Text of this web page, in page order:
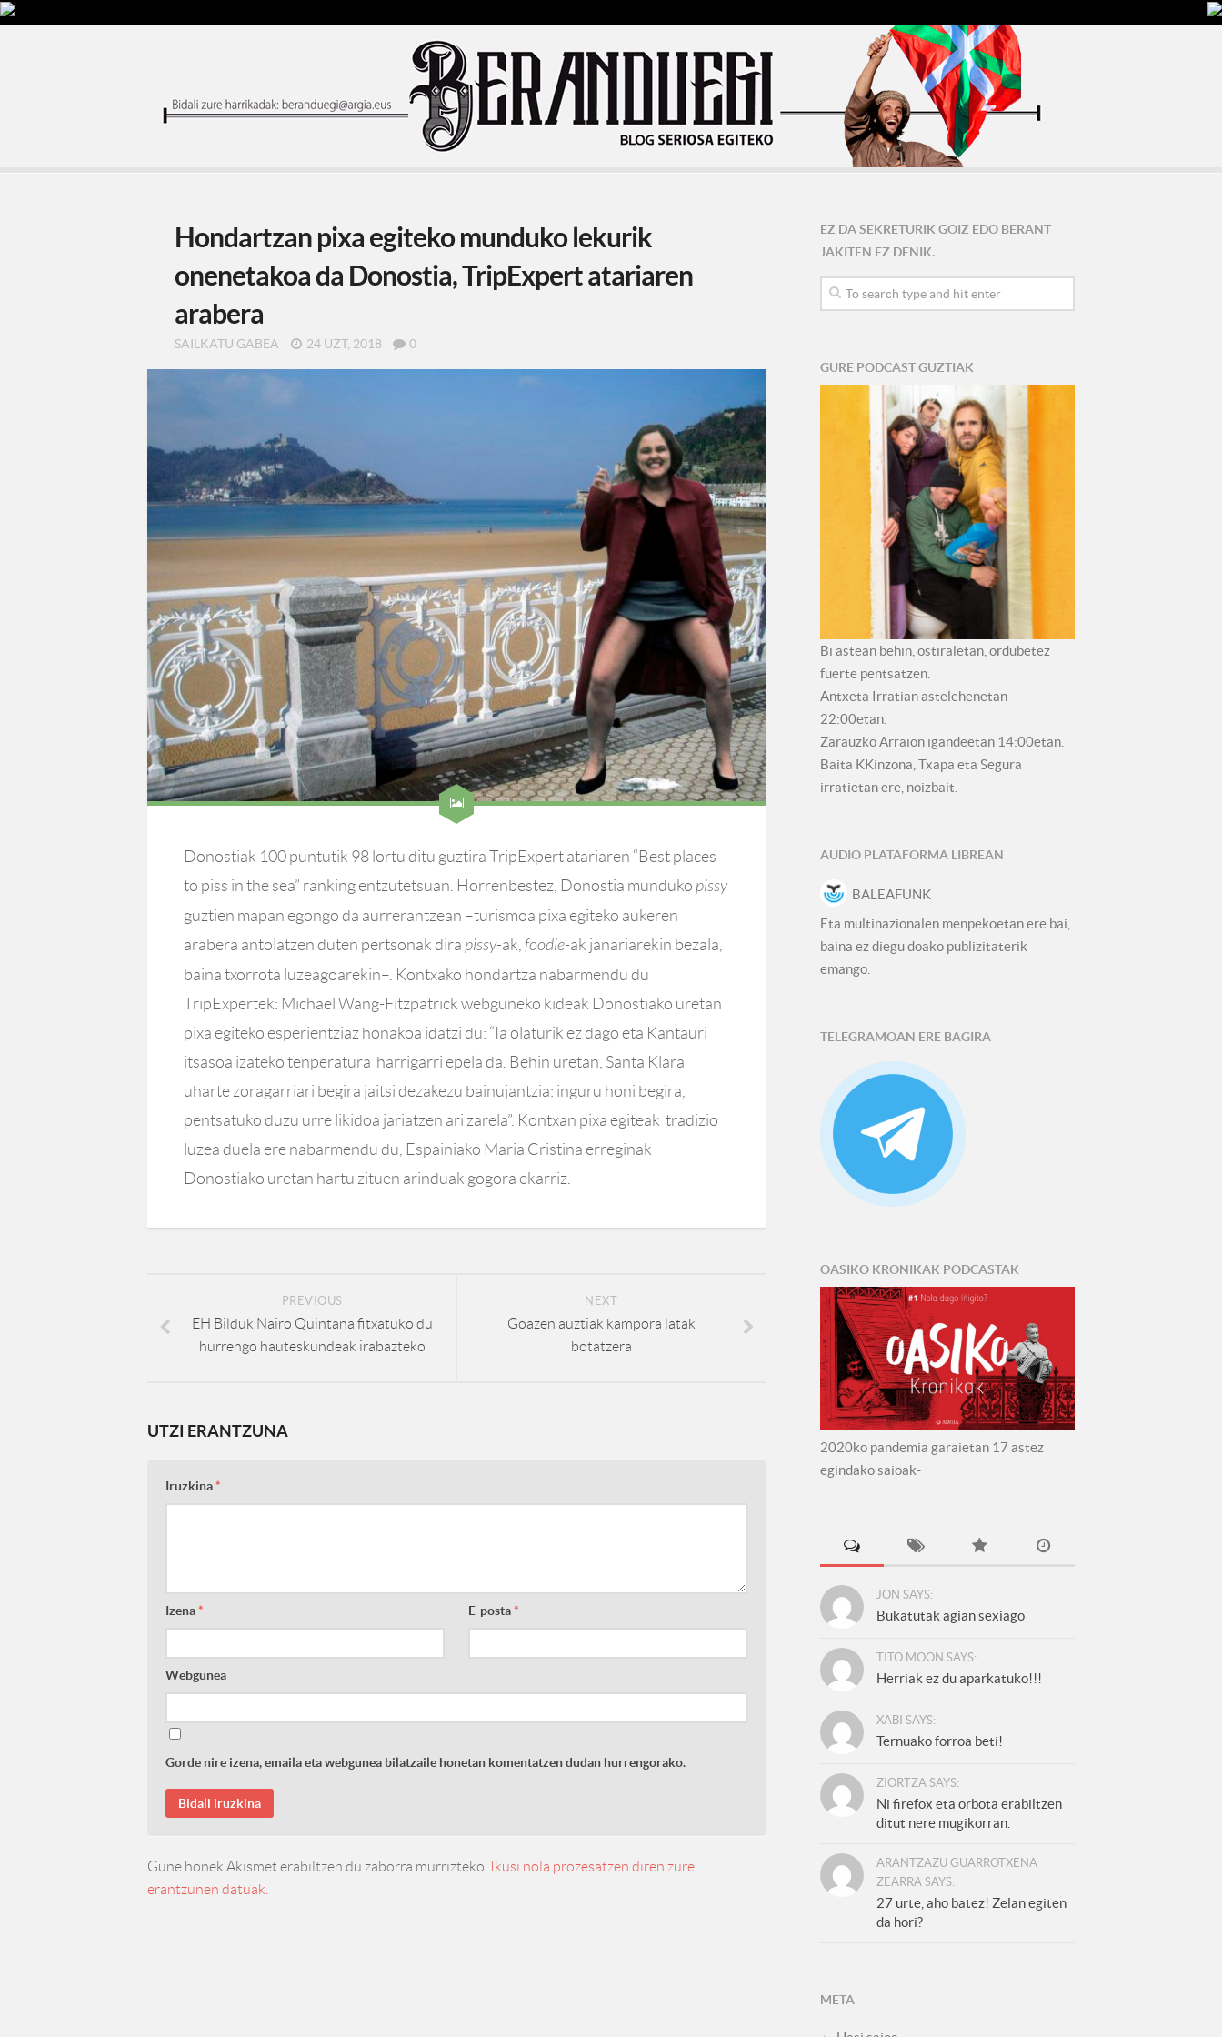
Hondartzan pixa egiteko munduko lekurik
onenetakoa da Donostia, TripExpert atariaren
arabera
SAILKATU GABEA 24 UZT, 2018 0
Donostiak 100 puntutik 98 lortu ditu guztira TripExpert atariaren “Best places
to piss in the sea” ranking entzutetsuan. Horrenbestez, Donostia munduko pissy
guztien mapan egongo da aurrerantzean –turismoa pixa egiteko aukeren
arabera antolatzen duten pertsonak dira pissy-ak, foodie-ak janariarekin bezala,
baina txorrota luzeagoarekin–. Kontxako hondartza nabarmendu du
TripExpertek: Michael Wang-Fitzpatrick webguneko kideak Donostiako uretan
pixa egiteko esperientziaz honakoa idatzi du: “Ia olaturik ez dago eta Kantauri
itsasoa izateko tenperatura harrigarri epela da. Behin uretan, Santa Klara
uharte zoragarriari begira jaitsi dezakezu bainujantzia: inguru honi begira,
pentsatuko duzu urre likidoa jariatzen ari zarela”. Kontxan pixa egiteak tradizio
luzea duela ere nabarmendu du, Espainiako Maria Cristina erreginak
Donostiako uretan hartu zituen arinduak gogora ekarriz.
NEXT
Goazen auztiak kampora latak
botatzera
PREVIOUS
EH Bilduk Nairo Quintana fitxatuko du
hurrengo hauteskundeak irabazteko
UTZI ERANTZUNA
Iruzkina*
Izena* E-posta*
Webgunea
Gorde nire izena, emaila eta webgunea bilatzaile honetan komentatzen dudan hurrengorako.
Gune honek Akismet erabiltzen du zaborra murrizteko.
Ikusi nola prozesatzen diren zure
erantzunen datuak.
EZ DA SEKRETURIK GOIZ EDO BERANT
JAKITEN EZ DENIK.
GURE PODCAST GUZTIAK
Bi astean behin, ostiraletan, ordubetez
fuerte pentsatzen.
Antxeta Irratian astelehenetan
22:00etan.
Zarauzko Arraion igandeetan 14:00etan.
Baita KKinzona, Txapa eta Segura
irratietan ere, noizbait.
AUDIO PLATAFORMA LIBREAN
BALEAFUNK
Eta multinazionalen menpekoetan ere bai,
baina ez diegu doako publizitaterik
emango.
TELEGRAMOAN ERE BAGIRA
OASIKO KRONIKAK PODCASTAK
2020ko pandemia garaietan 17 astez
egindako saioak-
JON SAYS:
Bukatutak agian sexiago
TITO MOON SAYS:
Herriak ez du aparkatuko!!!
XABI SAYS:
Ternuako forroa beti!
ZIORTZA SAYS:
Ni firefox eta orbota erabiltzen
ditut nere mugikorran.
ARANTZAZU GUARROTXENA
ZEARRA SAYS:
27 urte, aho batez! Zelan egiten
da hori?
META